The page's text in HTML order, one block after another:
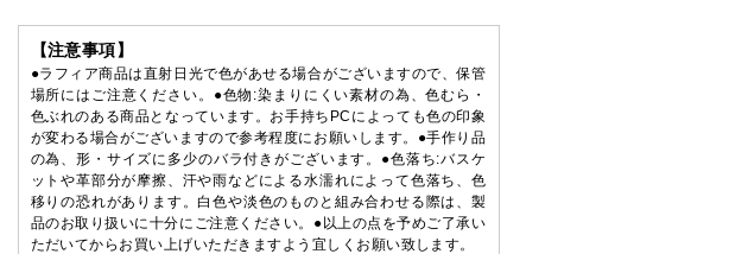
【注意事項】
●ラフィア商品は直射日光で色があせる場合がございますので、保管
場所にはご注意ください。●色物:染まりにくい素材の為、色むら・
色ぶれのある商品となっています。お手持ちPCによっても色の印象
が変わる場合がございますので参考程度にお願いします。●手作り品
の為、形・サイズに多少のバラ付きがございます。●色落ち:バスケ
ットや革部分が摩擦、汗や雨などによる水濡れによって色落ち、色
移りの恐れがあります。白色や淡色のものと組み合わせる際は、製
品のお取り扱いに十分にご注意ください。●以上の点を予めご了承い
ただいてからお買い上げいただきますよう宜しくお願い致します。